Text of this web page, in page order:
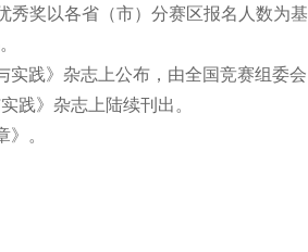
秀奖以各省（市）分赛区报名人数为基
实践》杂志上公布，由全国竞赛组委会
践》杂志上陆续刊出。
。